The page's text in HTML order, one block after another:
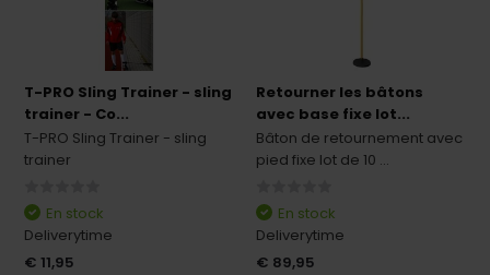
T-PRO Sling Trainer - sling
trainer - Co...
T-PRO Sling Trainer - sling
trainer
En stock
Deliverytime
€ 11,95
Retourner les bâtons
avec base fixe lot...
Bâton de retournement avec
pied fixe lot de 10 ...
En stock
Deliverytime
€ 89,95